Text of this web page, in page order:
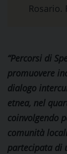
Rosario.
“Percorsi di
promuovere
dialogo
etnea, nel
coinvolgendo
comunità
partecipata di